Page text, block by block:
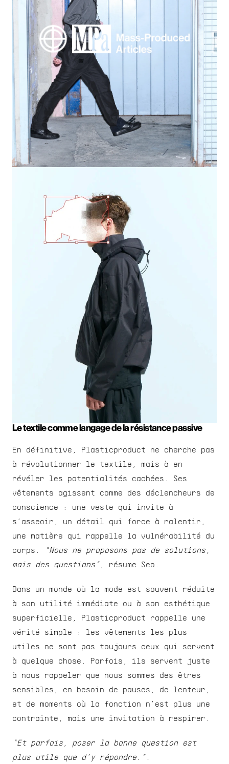
Le textile comme langage de la résistance passive
En définitive, Plasticproduct ne cherche pas
à révolutionner le textile, mais à en
révéler les potentialités cachées. Ses
vêtements agissent comme des déclencheurs de
conscience : une veste qui invite à
s’asseoir, un détail qui force à ralentir,
une matière qui rappelle la vulnérabilité du
corps.
"Nous ne proposons pas de solutions,
mais des questions" , résume Seo.
Dans un monde où la mode est souvent réduite
à son utilité immédiate ou à son esthétique
superficielle, Plasticproduct rappelle une
vérité simple : les vêtements les plus
utiles ne sont pas toujours ceux qui servent
à quelque chose. Parfois, ils servent juste
à nous rappeler que nous sommes des êtres
sensibles, en besoin de pauses, de lenteur,
et de moments où la fonction n’est plus une
contrainte, mais une invitation à respirer.
"Et parfois, poser la bonne question est
plus utile que d’y répondre.".